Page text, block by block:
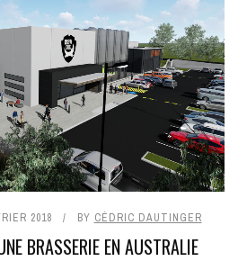
2018 BY CÉDRIC DAUTINGER
BRASSERIE EN AUSTRALIE